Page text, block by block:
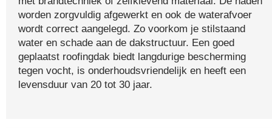
worden zorgvuldig afgewerkt en ook de waterafvoer
wordt correct aangelegd. Zo voorkom je stilstaand
water en schade aan de dakstructuur. Een goed
geplaatst roofingdak biedt langdurige bescherming
tegen vocht, is onderhoudsvriendelijk en heeft een
levensduur van 20 tot 30 jaar.